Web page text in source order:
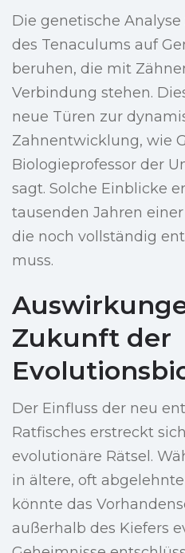
Die genetische
des Tenaculums auf
beruhen, die mit
Verbindung stehen.
neue Türen zur
Zahnentwicklung, wie
Biologieprofessor der
sagt. Solche Einblicke
tausenden Jahren
die noch vollständig
muss.
Zukunft der
Der Einfluss der neu
Ratfisches erstreckt
evolutionäre Rätsel.
in ältere, oft
könnte das
außerhalb des Kiefers